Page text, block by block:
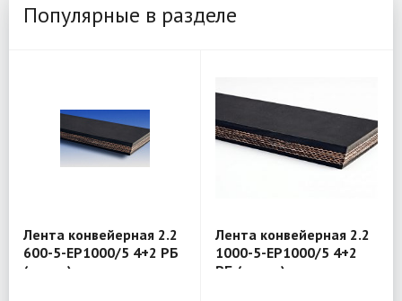
Популярные в разделе
Лента конвейерная 2.2
600-5-EP1000/5 4+2 РБ
(товар)
Лента конвейерная 2.2
1000-5-EP1000/5 4+2
РБ (товар)